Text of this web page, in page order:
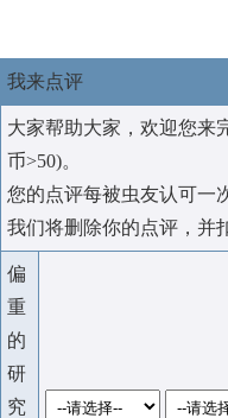
我来点评
大家帮助大家，欢迎您来
币>50)。
您的点评每被虫友认可一
我们将删除你的点评，并
偏
重
的
研
究